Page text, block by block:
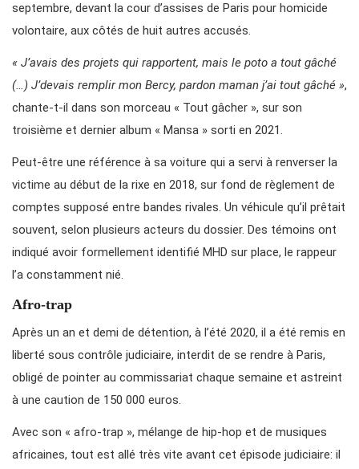
septembre, devant la cour d’assises de Paris pour homicide
volontaire, aux côtés de huit autres accusés.
« J’avais des projets qui rapportent, mais le poto a tout gâché
(…) J’devais remplir mon Bercy, pardon maman j’ai tout gâché »,
chante-t-il dans son morceau « Tout gâcher », sur son
troisième et dernier album « Mansa » sorti en 2021.
Peut-être une référence à sa voiture qui a servi à renverser la
victime au début de la rixe en 2018, sur fond de règlement de
comptes supposé entre bandes rivales. Un véhicule qu’il prêtait
souvent, selon plusieurs acteurs du dossier. Des témoins ont
indiqué avoir formellement identifié MHD sur place, le rappeur
l’a constamment nié.
Afro-trap
Après un an et demi de détention, à l’été 2020, il a été remis en
liberté sous contrôle judiciaire, interdit de se rendre à Paris,
obligé de pointer au commissariat chaque semaine et astreint
à une caution de 150 000 euros.
Avec son « afro-trap », mélange de hip-hop et de musiques
africaines, tout est allé très vite avant cet épisode judiciaire: il